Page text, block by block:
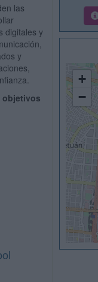
las
digitales y
y
objetivos
+
−